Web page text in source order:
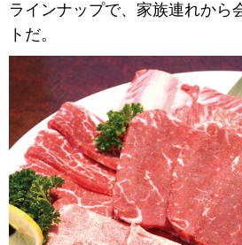
ラインナップで、家族連れから
トだ。